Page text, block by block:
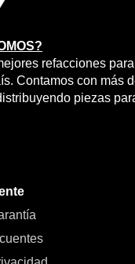
refacciones
Contamos con más
piezas